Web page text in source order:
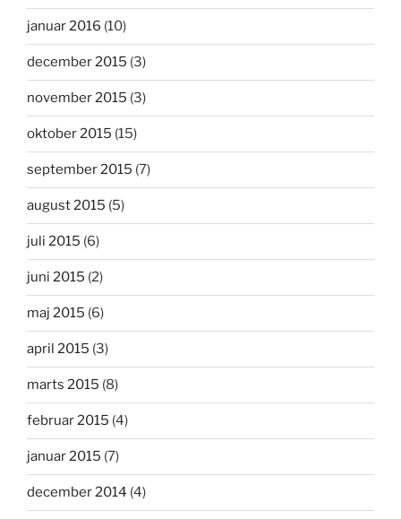
januar 2016 (10)
december 2015 (3)
november 2015 (3)
oktober 2015 (15)
september 2015 (7)
august 2015 (5)
juli 2015 (6)
juni 2015 (2)
maj 2015 (6)
april 2015 (3)
marts 2015 (8)
februar 2015 (4)
januar 2015 (7)
december 2014 (4)